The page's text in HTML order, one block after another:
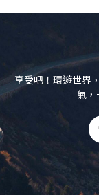
享受吧！環遊世界
氣，